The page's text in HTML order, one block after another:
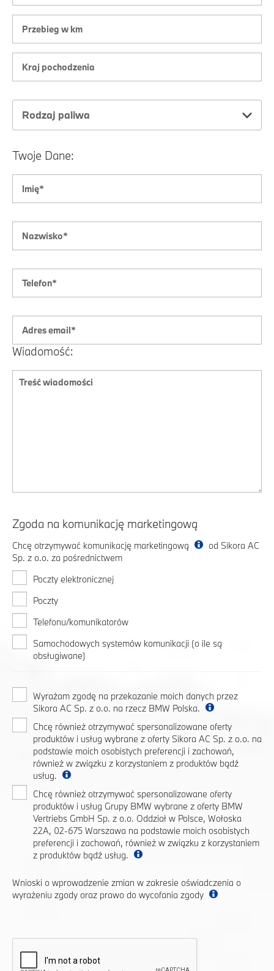
Rodzaj paliwa
Twoje Dane:
Wiadomość:
Zgoda na komunikację marketingową
Chcę otrzymywać komunikację marketingową
od Sikora AC
Sp. z o.o. za pośrednictwem
Poczty elektronicznej
Poczty
Telefonu/komunikatorów
Samochodowych systemów komunikacji (o ile są
obsługiwane)
Wyrażam zgodę na przekazanie moich danych przez
Sikora AC Sp. z o.o. na rzecz BMW Polska.
Chcę również otrzymywać spersonalizowane oferty
produktów i usług wybrane z oferty Sikora AC Sp. z o.o. na
podstawie moich osobistych preferencji i zachowań,
również w związku z korzystaniem z produktów bądź
usług.
Chcę również otrzymywać spersonalizowane oferty
produktów i usług Grupy BMW wybrane z oferty BMW
Vertriebs GmbH Sp. z o.o. Oddział w Polsce, Wołoska
22A, 02-675 Warszawa na podstawie moich osobistych
preferencji i zachowań, również w związku z korzystaniem
z produktów bądź usług.
Wnioski o wprowadzenie zmian w zakresie oświadczenia o
wyrażeniu zgody oraz prawo do wycofania zgody